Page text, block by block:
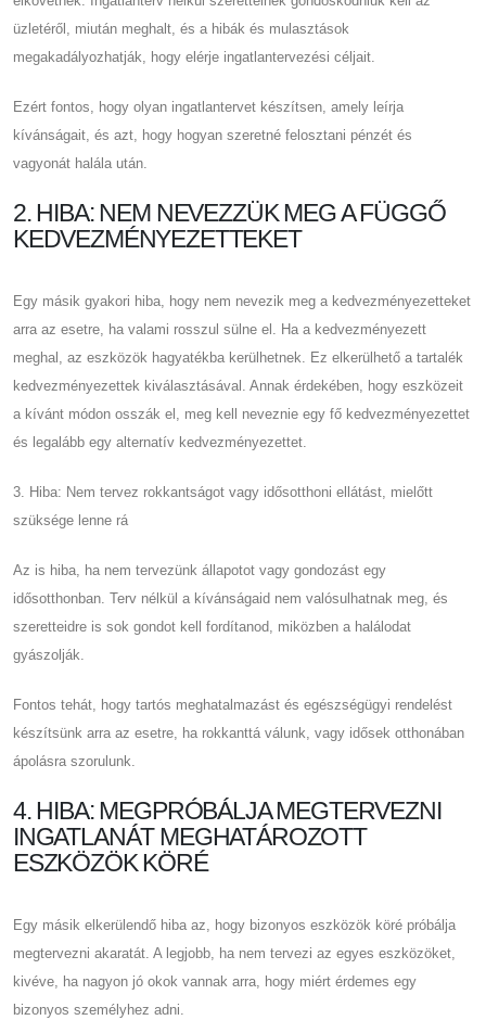
üzletéről, miután meghalt, és a hibák és mulasztások
megakadályozhatják, hogy elérje ingatlantervezési céljait.
Ezért fontos, hogy olyan ingatlantervet készítsen, amely leírja
kívánságait, és azt, hogy hogyan szeretné felosztani pénzét és
vagyonát halála után.
2. HIBA: NEM NEVEZZÜK MEG A FÜGGŐ
KEDVEZMÉNYEZETTEKET
Egy másik gyakori hiba, hogy nem nevezik meg a kedvezményezetteket
arra az esetre, ha valami rosszul sülne el. Ha a kedvezményezett
meghal, az eszközök hagyatékba kerülhetnek. Ez elkerülhető a tartalék
kedvezményezettek kiválasztásával. Annak érdekében, hogy eszközeit
a kívánt módon osszák el, meg kell neveznie egy fő kedvezményezettet
és legalább egy alternatív kedvezményezettet.
3. Hiba: Nem tervez rokkantságot vagy idősotthoni ellátást, mielőtt
szüksége lenne rá
Az is hiba, ha nem tervezünk állapotot vagy gondozást egy
idősotthonban. Terv nélkül a kívánságaid nem valósulhatnak meg, és
szeretteidre is sok gondot kell fordítanod, miközben a halálodat
gyászolják.
Fontos tehát, hogy tartós meghatalmazást és egészségügyi rendelést
készítsünk arra az esetre, ha rokkanttá válunk, vagy idősek otthonában
ápolásra szorulunk.
4. HIBA: MEGPRÓBÁLJA MEGTERVEZNI
INGATLANÁT MEGHATÁROZOTT
ESZKÖZÖK KÖRÉ
Egy másik elkerülendő hiba az, hogy bizonyos eszközök köré próbálja
megtervezni akaratát. A legjobb, ha nem tervezi az egyes eszközöket,
kivéve, ha nagyon jó okok vannak arra, hogy miért érdemes egy
bizonyos személyhez adni.